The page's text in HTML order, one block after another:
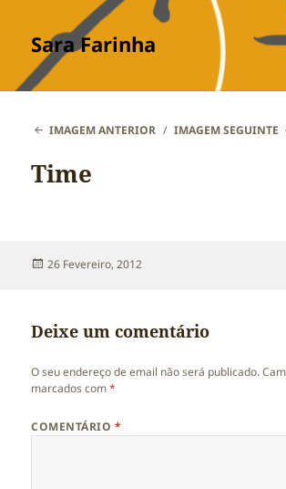
Sara Farinha
IMAGEM ANTERIOR
IMAGEM SEGUINTE
Time
Publicado
26 Fevereiro, 2012
Deixe um comentário
O seu endereço de email não será publicado.
marcados com*
COMENTÁRIO *